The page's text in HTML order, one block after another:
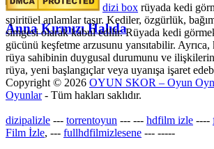
Anna Kırmızı Halıda
dizi box rüyada kedi
spiritüel anlamlar taşır. Kediler, özgürlük,
simgesi olarak kabul edilir. Rüyada kedi
gücünü keşfetme arzusunu yansıtabilir. Ayrıca,
rüya sahibinin duygusal durumunu ve
rüya, yeni başlangıçlar veya uyanışa işaret
Copyright © 2026 OYUN SKOR – Oyun
Oyunlar- Tüm hakları saklıdır.
dizipalizle --- torrentoyun --- --- hdfilm izle ----
Film İzle, --- fullhdfilmizlesene --- -----